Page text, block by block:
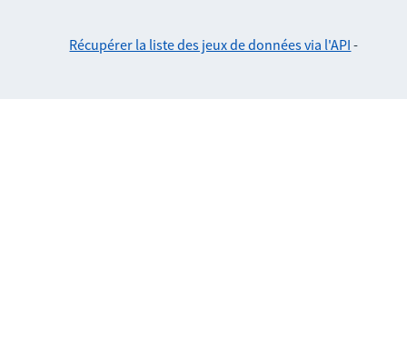
Récupérer la liste des jeux de données via l'API -